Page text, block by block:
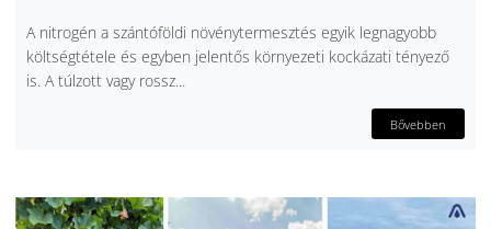
A nitrogén a szántóföldi növénytermesztés egyik legnagyobb
költségtétele és egyben jelentős környezeti kockázati tényező
is. A túlzott vagy rossz...
Bővebben